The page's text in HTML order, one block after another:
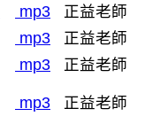
mp3
正益老師
mp3
正益老師
mp3 正益老師
mp3 正益老師